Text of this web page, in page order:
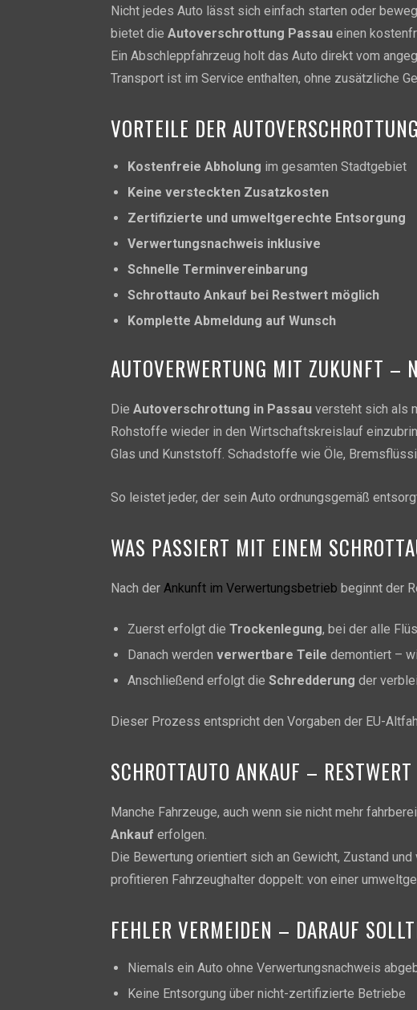
Nicht jedes Auto lässt sich einfach starten oder
bietet die Autoverschrottung Passau einen
Ein Abschleppfahrzeug holt das Auto direkt vom
Transport ist im Service enthalten, ohne zusätzliche
VORTEILE DER
Kostenfreie Abholung im gesamten Stadtgebiet
Keine versteckten Zusatzkosten
Zertifizierte und umweltgerechte Entsorgung
Verwertungsnachweis inklusive
Schnelle Terminvereinbarung
Schrottauto Ankauf bei Restwert möglich
Komplette Abmeldung auf Wunsch
AUTOVERWERTUNG MIT ZUKUNFT –
Die Autoverschrottung in Passau versteht sich als
Rohstoffe wieder in den Wirtschaftskreislauf
Glas und Kunststoff. Schadstoffe wie Öle,
So leistet jeder, der sein Auto ordnungsgemäß
WAS PASSIERT MIT EINEM
Nach der Ankunft im Verwertungsbetrieb beginnt der
Zuerst erfolgt die Trockenlegung, bei der alle
Danach werden verwertbare Teile demontiert –
Anschließend erfolgt die Schredderung der
Dieser Prozess entspricht den Vorgaben der EU-
SCHROTTAUTO ANKAUF –
Manche Fahrzeuge, auch wenn sie nicht mehr
Ankauf erfolgen.
Die Bewertung orientiert sich an Gewicht, Zustand
profitieren Fahrzeughalter doppelt: von einer
FEHLER VERMEIDEN – DARAUF
Niemals ein Auto ohne Verwertungsnachweis
Keine Entsorgung über nicht-zertifizierte Betriebe